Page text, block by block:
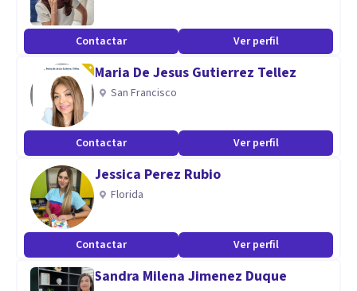
Contactar Ver perfil
Maria De Jesus Gutierrez Tellez
San Francisco
Contactar Ver perfil
Jessica Perez Rubio
Florida
Contactar Ver perfil
Sandra Milena Jimenez Duque